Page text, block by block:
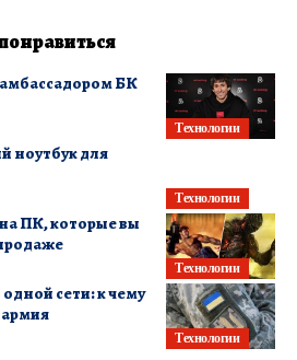
Технологии
БК
Технологии
ноутбук для
Технологии
ПК, которые вы
Технологии
сети: к чему
армия